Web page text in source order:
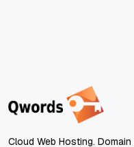
Cloud Web Hosting.